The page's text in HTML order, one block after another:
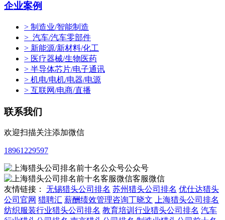
企业案例
> 制造业/智能制造
> 汽车/汽车零部件
> 新能源/新材料/化工
> 医疗器械/生物医药
> 半导体芯片/电子通讯
> 机电/电机/电器/电源
> 互联网/电商/直播
联系我们
欢迎扫描关注添加微信
18961229597
公众号
客服微信
友情链接： 无锡猎头公司排名 苏州猎头公司排名 优仕达猎头
公司官网 猎聘汇 薪酬绩效管理咨询丁晓文
上海猎头公司排名
纺织服装行业猎头公司排名 教育培训行业猎头公司排名 汽车